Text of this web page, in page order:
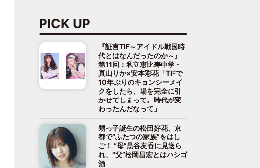
PICK UP
『証言TIF～アイドル戦国時
代とはなんだったのか～』
第11回：私立恵比寿中学・
真山りか×安本彩花「TIFで
10年ぶりのキョンシーメイ
クをしたら、場を完全に引
かせてしまって。時代が変
わったんだなって」
甥っ子誕生の松田好花、京
都で“ふたつの家族”をはし
ご！ “母”黒谷友香に見送ら
れ、“父”松岡昌宏とはハシゴ
酒